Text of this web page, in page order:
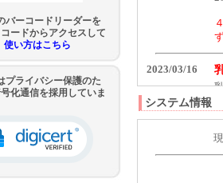
システム情報
バーコードリーダーを
ードからアクセスして
使い方はこちら
プライバシー保護のた
化通信を採用していま